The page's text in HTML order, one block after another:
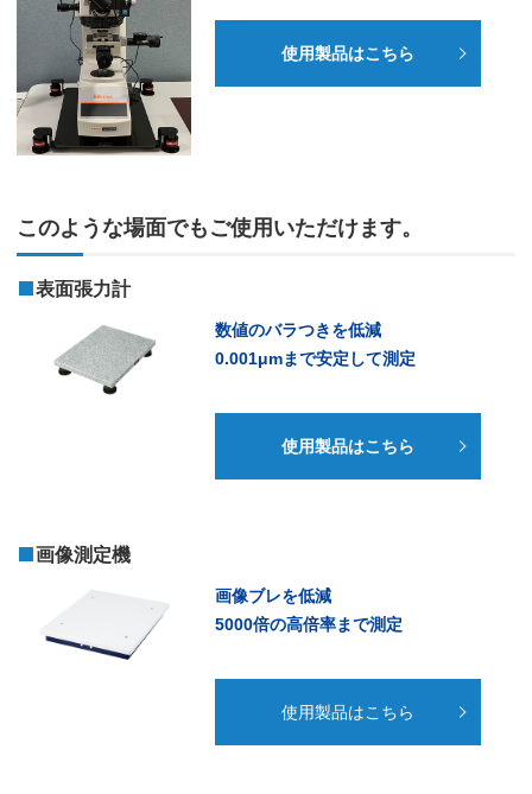
使用製品はこちら
このような場面でもご使用いただけます。
表面張力計
数値のバラつきを低減
0.001μmまで安定して測定
使用製品はこちら
画像測定機
画像ブレを低減
5000倍の高倍率まで測定
使用製品はこちら